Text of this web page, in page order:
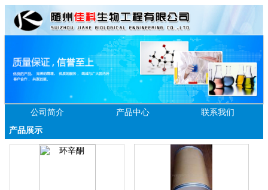
公司简介 产品中心
联系我们
产品展示